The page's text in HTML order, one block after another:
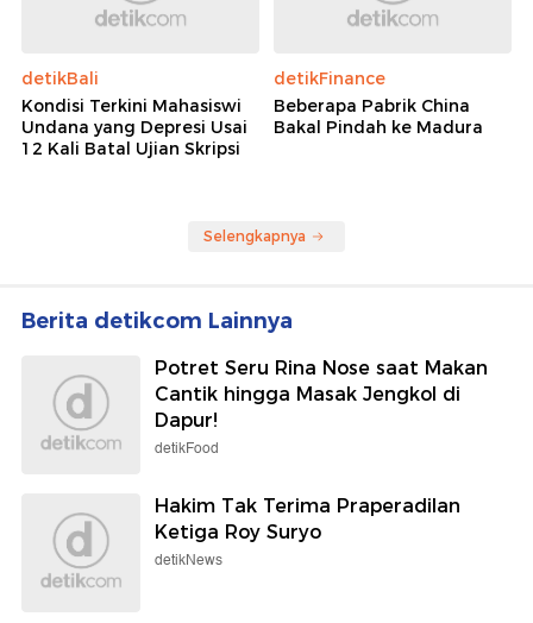
detikBali
Kondisi Terkini Mahasiswi
Undana yang Depresi Usai
12 Kali Batal Ujian Skripsi
detikFinance
Beberapa Pabrik China
Bakal Pindah ke Madura
Selengkapnya
Berita detikcom Lainnya
Potret Seru Rina Nose saat Makan
Cantik hingga Masak Jengkol di
Dapur!
detikFood
Hakim Tak Terima Praperadilan
Ketiga Roy Suryo
detikNews